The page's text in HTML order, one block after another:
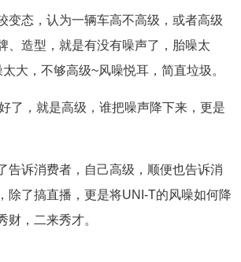
变态，认为一辆车高不高级，或者高级
、造型，就是有没有噪声了，胎噪太
大，不够高级~风噪悦耳，简直垃圾。
了，就是高级，谁把噪声降下来，更是
告诉消费者，自己高级，顺便也告诉消
除了搞直播，更是将UNI-T的风噪如何降
财，二来秀才。